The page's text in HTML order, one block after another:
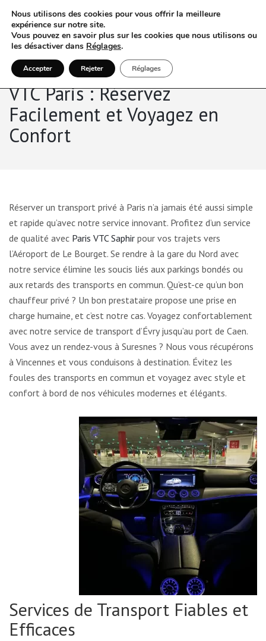
VTC Paris : Réservez
Facilement et Voyagez en
Confort
Réserver un transport privé à Paris n’a jamais été aussi simple
et rapide qu’avec notre service innovant. Profitez d’un service
de qualité avec Paris VTC Saphir pour vos trajets vers
l’Aéroport de Le Bourget. Se rendre à la gare du Nord avec
notre service élimine les soucis liés aux parkings bondés ou
aux retards des transports en commun. Qu’est-ce qu’un bon
chauffeur privé ? Un bon prestataire propose une prise en
charge humaine, et c’est notre cas. Voyagez confortablement
avec notre service de transport d’Évry jusqu’au port de Caen.
Vous avez un rendez-vous à Suresnes ? Nous vous récupérons
à Vincennes et vous conduisons à destination. Évitez les
foules des transports en commun et voyagez avec style et
confort à bord de nos véhicules modernes et élégants.
Services de Transport Fiables et
Efficaces
Nous utilisons des cookies pour vous offrir la meilleure
expérience sur notre site.
Vous pouvez en savoir plus sur les cookies que nous utilisons ou
les désactiver dans Réglages.
Accepter Rejeter Réglages